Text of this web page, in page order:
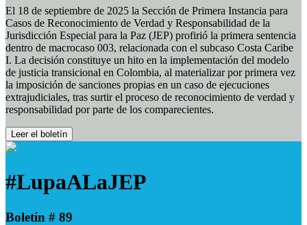
El 18 de septiembre de 2025 la Sección de Primera Instancia para
Casos de Reconocimiento de Verdad y Responsabilidad de la
Jurisdicción Especial para la Paz (JEP) profirió la primera sentencia
dentro de macrocaso 003, relacionada con el subcaso Costa Caribe
I. La decisión constituye un hito en la implementación del modelo
de justicia transicional en Colombia, al materializar por primera vez
la imposición de sanciones propias en un caso de ejecuciones
extrajudiciales, tras surtir el proceso de reconocimiento de verdad y
responsabilidad por parte de los comparecientes.
Leer el boletín
#LupaALaJEP
Boletín # 89